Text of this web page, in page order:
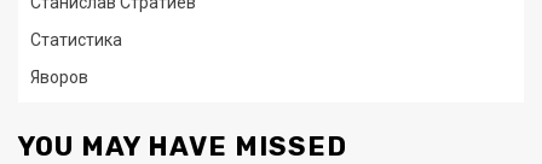
Статистика
Яворов
YOU MAY HAVE MISSED